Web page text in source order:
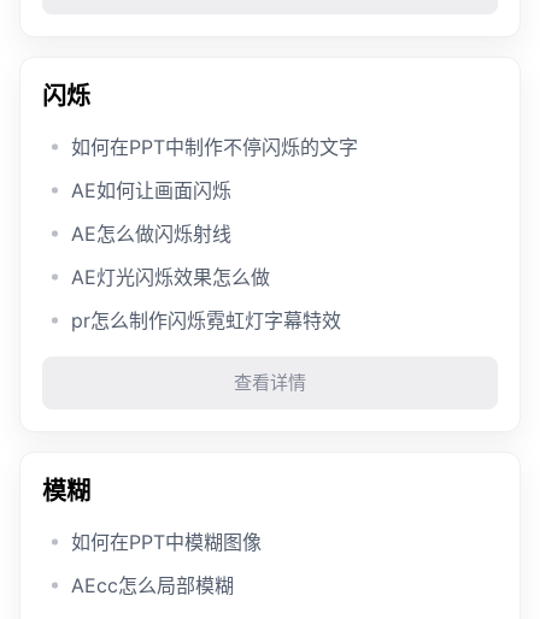
闪烁
如何在PPT中制作不停闪烁的文字
AE如何让画面闪烁
AE怎么做闪烁射线
AE灯光闪烁效果怎么做
pr怎么制作闪烁霓虹灯字幕特效
查看详情
模糊
如何在PPT中模糊图像
AEcc怎么局部模糊